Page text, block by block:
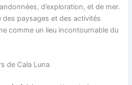
d’exploration, et de mer.
des paysages et des activités
comme un lieu incontournable du
de Cala Luna